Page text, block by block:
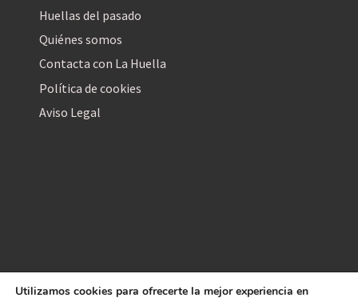
Huellas del pasado
Quiénes somos
Contacta con La Huella
Política de cookies
Aviso Legal
Utilizamos cookies para ofrecerte la mejor experiencia en